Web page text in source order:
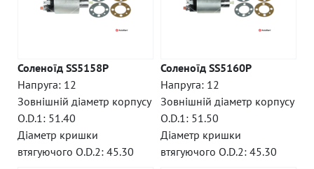
Соленоїд SS5158P
Напруга: 12
Зовнішній діаметр корпусу
O.D.1: 51.40
Діаметр кришки
втягуючого O.D.2: 45.30
Соленоїд SS5160P
Напруга: 12
Зовнішній діаметр корпусу
O.D.1: 51.50
Діаметр кришки
втягуючого O.D.2: 45.30